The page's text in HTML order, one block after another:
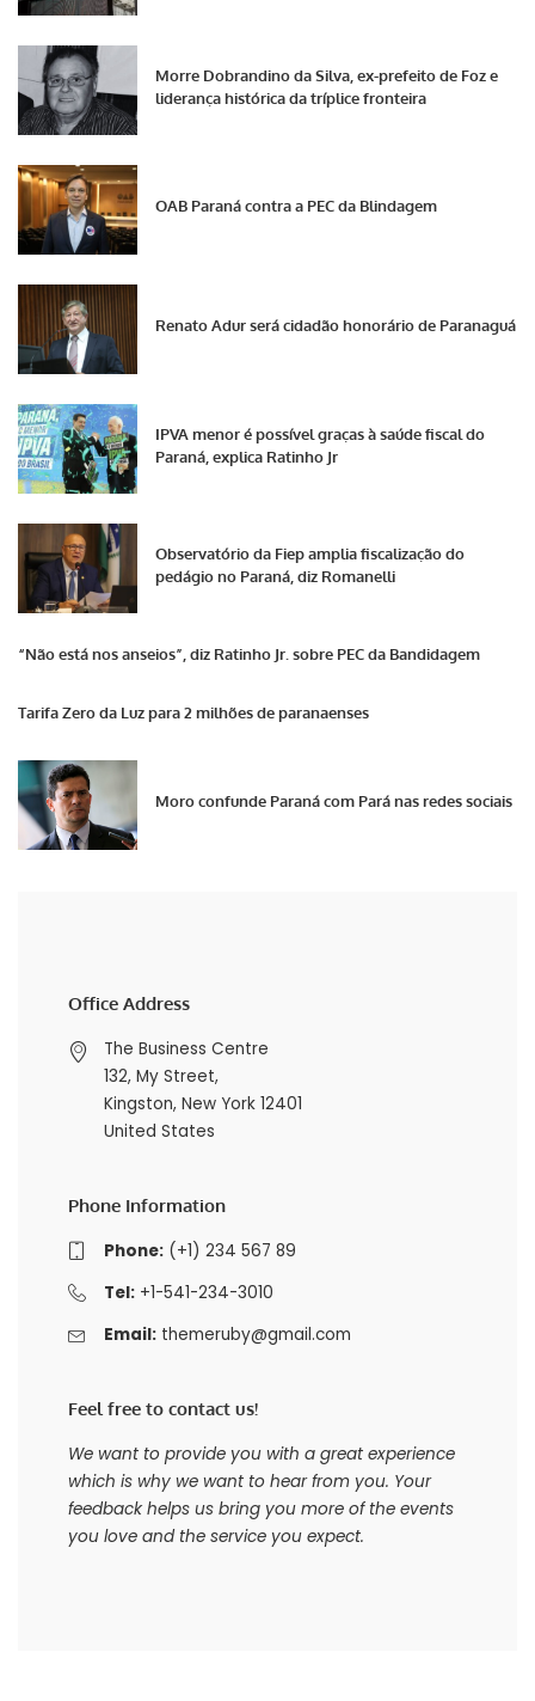
Morre Dobrandino da Silva, ex-prefeito de Foz e
liderança histórica da tríplice fronteira
OAB Paraná contra a PEC da Blindagem
Renato Adur será cidadão honorário de Paranaguá
IPVA menor é possível graças à saúde fiscal do
Paraná, explica Ratinho Jr
Observatório da Fiep amplia fiscalização do
pedágio no Paraná, diz Romanelli
“Não está nos anseios”, diz Ratinho Jr. sobre PEC da Bandidagem
Tarifa Zero da Luz para 2 milhões de paranaenses
Moro confunde Paraná com Pará nas redes sociais
Office Address
The Business Centre
132, My Street,
Kingston, New York 12401
United States
Phone Information
Phone:(+1) 234 567 89
Tel:+1-541-234-3010
Email: themeruby@gmail.com
Feel free to contact us!
We want to provide you with a great experience
which is why we want to hear from you. Your
feedback helps us bring you more of the events
you love and the service you expect.